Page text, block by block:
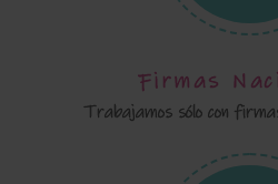
Firmas
Trabajamos sólo con